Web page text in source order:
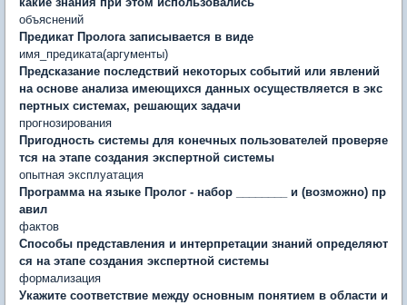
объяснений
Предикат Пролога записывается в виде
имя_предиката(аргументы)
Предсказание последствий некоторых со­бытий или явлений
на основе анализа имеющихся данных осуществляется в экс
пертных системах, решающих задачи
прогнозирования
Пригодность системы для конечных пользователей проверяе
тся на этапе создания экспертной системы
опытная эксплуатация
Программа на языке Пролог - набор ________ и (возможно) пр
авил
фактов
Способы представления и интерпретации знаний определяют
ся на этапе создания экспертной системы
формализация
Укажите соответствие между основным понятием в области и